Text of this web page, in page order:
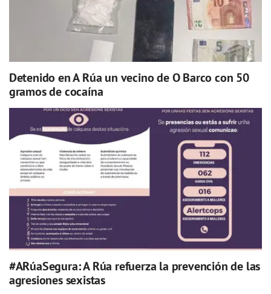
Detenido en A Rúa un vecino de O Barco con 50
gramos de cocaína
#ARúaSegura: A Rúa refuerza la prevención de las
agresiones sexistas